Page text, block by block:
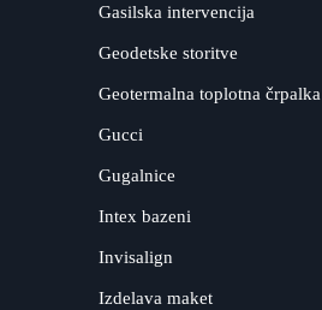
Gasilska intervencija
Geodetske storitve
Geotermalna toplotna črpalka
Gucci
Gugalnice
Intex bazeni
Invisalign
Izdelava maket